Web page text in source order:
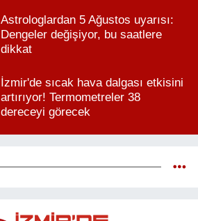
Astrologlardan 5 Ağustos uyarısı:
Dengeler değişiyor, bu saatlere
dikkat
İzmir'de sıcak hava dalgası etkisini
artırıyor! Termometreler 38
dereceyi görecek